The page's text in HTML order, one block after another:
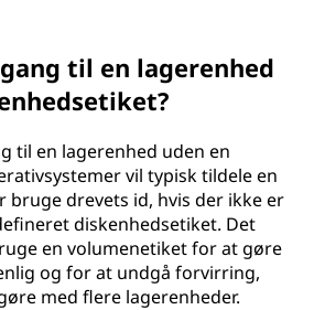
til en lagerenhed
til en lagerenhed uden en
vil typisk tildele en
bruge drevets id, hvis der ikke er
diskenhedsetiket. Det
en volumenetiket for at gøre
og for at undgå forvirring,
med flere lagerenheder.